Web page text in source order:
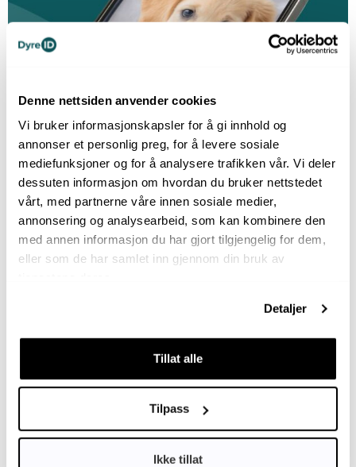
Denne nettsiden anvender cookies
Vi bruker informasjonskapsler for å gi innhold og
annonser et personlig preg, for å levere sosiale
mediefunksjoner og for å analysere trafikken vår. Vi deler
dessuten informasjon om hvordan du bruker nettstedet
vårt, med partnerne våre innen sosiale medier,
annonsering og analysearbeid, som kan kombinere den
med annen informasjon du har gjort tilgjengelig for dem,
eller som de har samlet inn gjennom din bruk av
Detaljer
Tillat alle
Tilpass
Ikke tillat
Alt om ditt dyr på ett sted
Last ned DyreID-appen så har du
alltid tilgang til helsedata og
nyttig informasjon